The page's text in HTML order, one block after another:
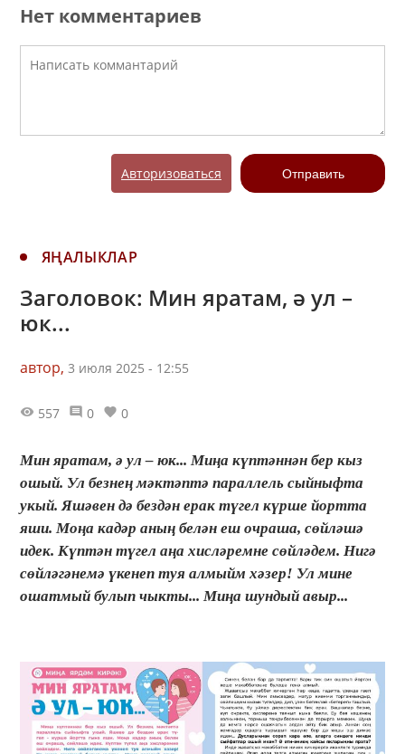
Нет комментариев
Авторизоваться Отправить
ЯҢАЛЫКЛАР
Заголовок: Мин яратам, ә ул –
юк...
автор, 3 июля 2025 - 12:55
557 0 0
Мин яратам, ә ул – юк... Миңа күптәннән бер кыз
ошый. Ул безнең мәктәптә параллель сыйныфта
укый. Яшәвен дә бездән ерак түгел күрше йортта
яши. Моңа кадәр аның белән еш очраша, сөйләшә
идек. Күптән түгел аңа хисләремне сөйләдем. Нигә
сөйләгәнемә үкенеп туя алмыйм хәзер! Ул мине
ошатмый булып чыкты... Миңа шундый авыр...